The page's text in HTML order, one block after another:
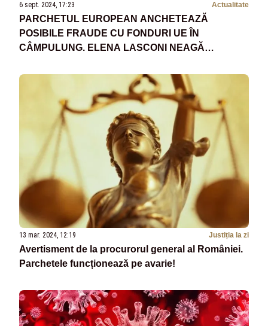
6 sept. 2024, 17:23 Actualitate
PARCHETUL EUROPEAN ANCHETEAZĂ
POSIBILE FRAUDE CU FONDURI UE ÎN
CÂMPULUNG. ELENA LASCONI NEAGĂ
13 mar. 2024, 12:19 Justiția la zi
Avertisment de la procurorul general al României.
Parchetele funcționează pe avarie!